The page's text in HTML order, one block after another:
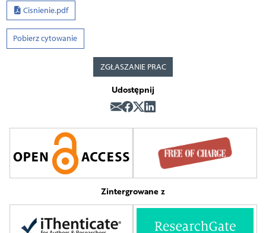
Cisnienie.pdf
Pobierz cytowanie
ZGŁASZANIE PRAC
Udostępnij
Zintergrowane z